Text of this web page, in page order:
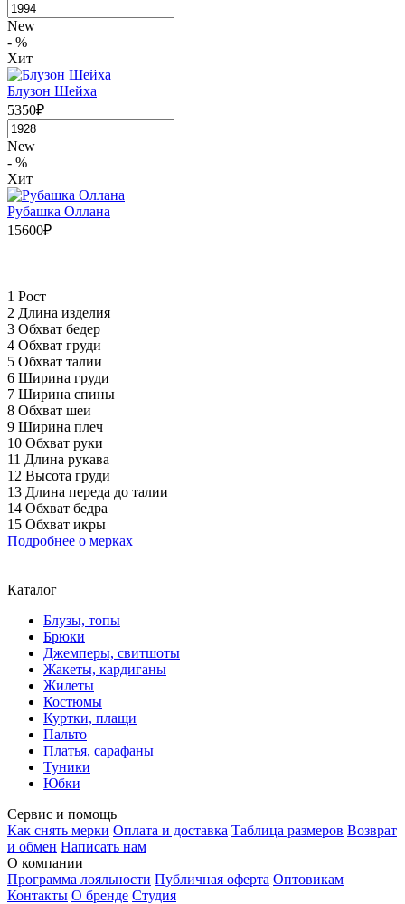
New
- %
Хит
Блузон Шейха
5350₽
New
- %
Хит
Рубашка Оллана
15600₽
1 Рост
2 Длина изделия
3 Обхват бедер
4 Обхват груди
5 Обхват талии
6 Ширина груди
7 Ширина спины
8 Обхват шеи
9 Ширина плеч
10 Обхват руки
11 Длина рукава
12 Высота груди
13 Длина переда до талии
14 Обхват бедра
15 Обхват икры
Подробнее о мерках
Каталог
Блузы, топы
Брюки
Джемперы, свитшоты
Жакеты, кардиганы
Жилеты
Костюмы
Куртки, плащи
Пальто
Платья, сарафаны
Туники
Юбки
Сервис и помощь
Как снять мерки Оплата и доставка Таблица размеров Возврат
и обмен Написать нам
О компании
Программа лояльности Публичная оферта Оптовикам
Контакты О бренде Студия